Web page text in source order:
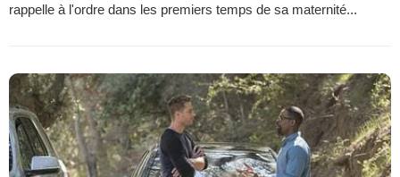
rappelle à l'ordre dans les premiers temps de sa maternité...